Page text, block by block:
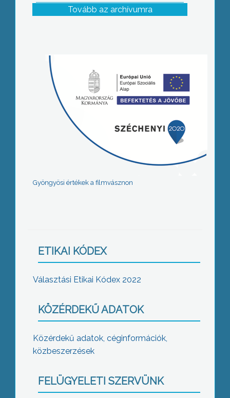
Tovább az archívumra
Gyöngyösi értékek a filmvásznon
ETIKAI KÓDEX
Választási Etikai Kódex 2022
KÖZÉRDEKŰ ADATOK
Közérdekű adatok, céginformációk,
közbeszerzések
FELÜGYELETI SZERVÜNK